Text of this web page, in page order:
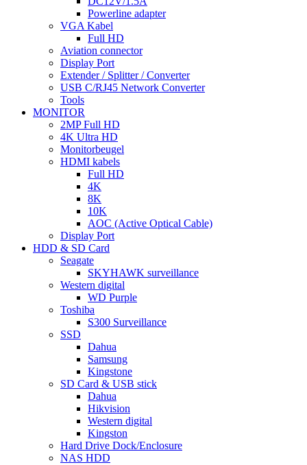
Powerline adapter
VGA Kabel
Full HD
Aviation connector
Display Port
Extender / Splitter / Converter
USB C/RJ45 Network Converter
Tools
MONITOR
2MP Full HD
4K Ultra HD
Monitorbeugel
HDMI kabels
Full HD
4K
8K
10K
AOC (Active Optical Cable)
Display Port
HDD & SD Card
Seagate
SKYHAWK surveillance
Western digital
WD Purple
Toshiba
S300 Surveillance
SSD
Dahua
Samsung
Kingstone
SD Card & USB stick
Dahua
Hikvision
Western digital
Kingston
Hard Drive Dock/Enclosure
NAS HDD